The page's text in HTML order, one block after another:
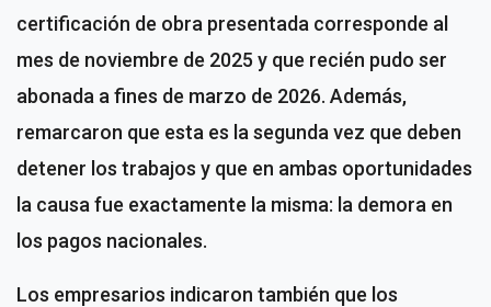
certificación de obra presentada corresponde al
mes de noviembre de 2025 y que recién pudo ser
abonada a fines de marzo de 2026. Además,
remarcaron que esta es la segunda vez que deben
detener los trabajos y que en ambas oportunidades
la causa fue exactamente la misma: la demora en
los pagos nacionales.
Los empresarios indicaron también que los